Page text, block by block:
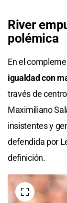
River
polémica
En el
igualdad con
través de
Maximiliano
insistentes y
defendida por
definición.